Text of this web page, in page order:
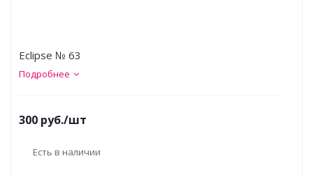
Eclipse № 63
Подробнее
300 руб./шт
Есть в наличии